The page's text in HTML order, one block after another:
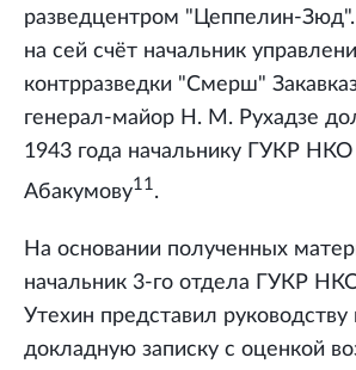
разведцентром "Цеппелин-
на сей счёт начальник
контрразведки "Смерш"
генерал-майор Н. М. Рухадзе
1943 года начальнику ГУКР
Абакумову11 .
На основании полученных
начальник 3-го отдела ГУКР
Утехин представил руководству
докладную записку с оценкой